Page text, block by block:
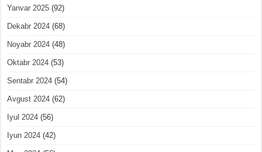
Yanvar 2025 (92)
Dekabr 2024 (68)
Noyabr 2024 (48)
Oktabr 2024 (53)
Sentabr 2024 (54)
Avgust 2024 (62)
Iyul 2024 (56)
Iyun 2024 (42)